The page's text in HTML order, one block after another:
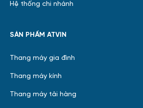
Hệ thống chi nhánh
SẢN PHẨM ATVIN
Thang máy gia đình
Thang máy kính
Thang máy tải hàng